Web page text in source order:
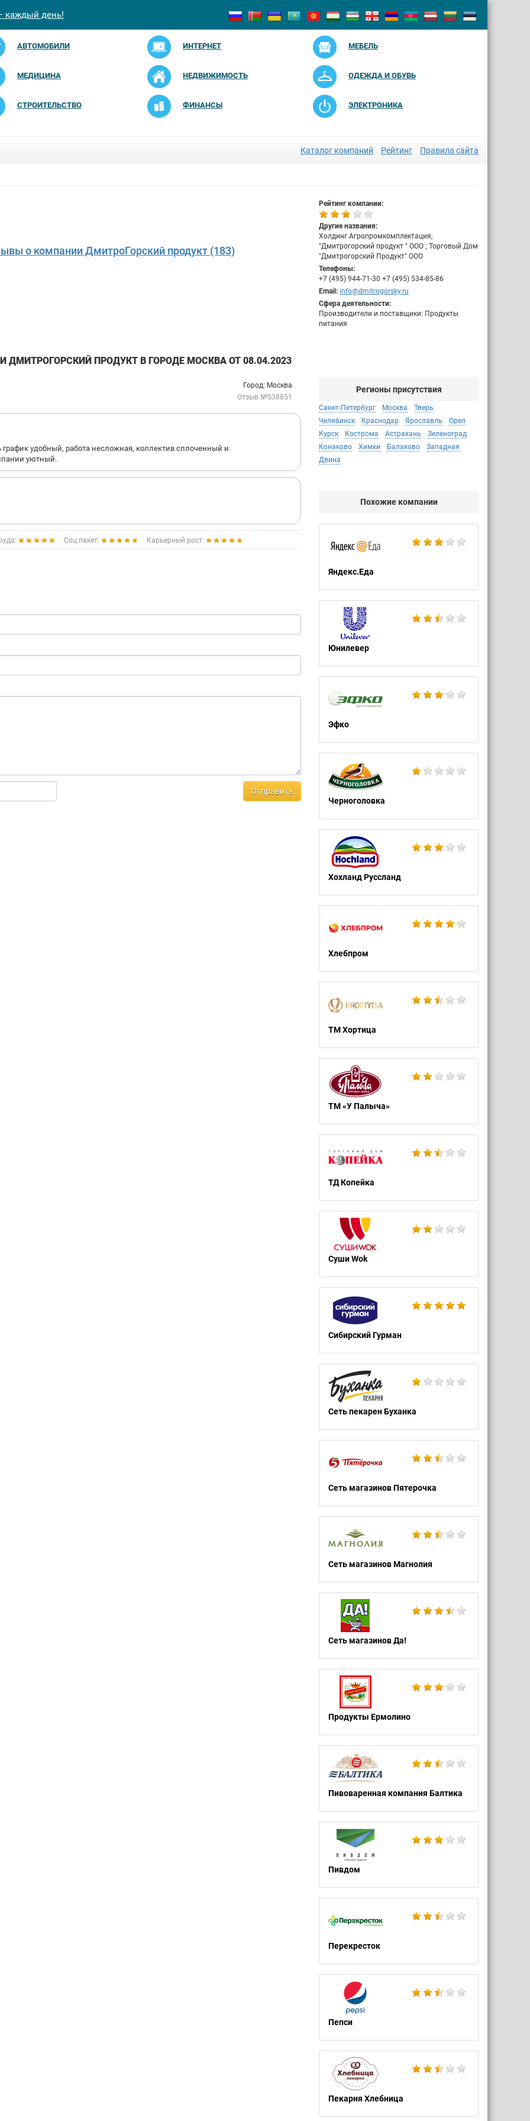
каждый день!
АВТОМОБИЛИ ИНТЕРНЕТ МЕБЕЛЬ
МЕДИЦИНА НЕДВИЖИМОСТЬ ОДЕЖДА И ОБУВЬ
СТРОИТЕЛЬСТВО ФИНАНСЫ ЭЛЕКТРОНИКА
Каталог компаний Рейтинг Правила сайта
о компании ДмитроГорский продукт (183)
Рейтинг компании:
Другие названия:
Холдинг Агропромкомплектация,
"Дмитрогорский продукт " ООО ; Торговый Дом
"Дмитрогорский Продукт" ООО
Телефоны:
+7 (495) 944-71-30 +7 (495) 534-85-86
Email: info@dmitrogorsky.ru
Сфера деятельности:
Производители и поставщики: Продукты
питания
ПРОДУКТ В ГОРОДЕ МОСКВА ОТ 08.04.2023
Город: Москва
Отзыв №538851
удобный, работа несложная, коллектив сплоченный и
уютный.
Соц.пакет: Карьерный рост:
Отправить
Регионы присутствия
Санкт-Петербург Москва
Тверь
Челябинск
Краснодар Ярославль
Орел
Курск
Кострома Астрахань
Зеленоград
Конаково
Химки Балаково
Западная
Двина
Похожие компании
Яндекс.Еда
Юнилевер
Эфко
Черноголовка
Хохланд Руссланд
Хлебпром
ТМ Хортица
ТМ «У Палыча»
ТД Копейка
Суши Wok
Сибирский Гурман
Сеть пекарен Буханка
Сеть магазинов Пятерочка
Сеть магазинов Магнолия
Сеть магазинов Да!
Продукты Ермолино
Пивоваренная компания Балтика
Пивдом
Перекресток
Пепси
Пекарня Хлебница